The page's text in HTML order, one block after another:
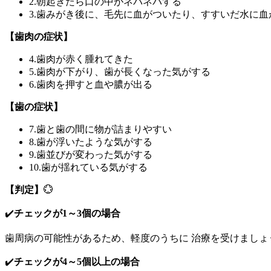
3.歯みがき後に、毛先に血がついたり、すすいだ水に
【歯肉の症状】
4.歯肉が赤く腫れてきた
5.歯肉が下がり、歯が長くなった気がする
6.歯肉を押すと血や膿が出る
【歯の症状】
7.歯と歯の間に物が詰まりやすい
8.歯が浮いたような気がする
9.歯並びが変わった気がする
10.歯が揺れている気がする
【判定】 💮
✔️チェックが1～3個の場合
歯周病の可能性があるため、軽度のうちに 治療を受けましょ
✔️チェックが4～5個以上の場合